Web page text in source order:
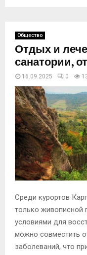
Общество
Отдых и
санатории,
16.09.2025 0
Среди курортов
только живописной
условиями для
можно совместить
заболеваний, что